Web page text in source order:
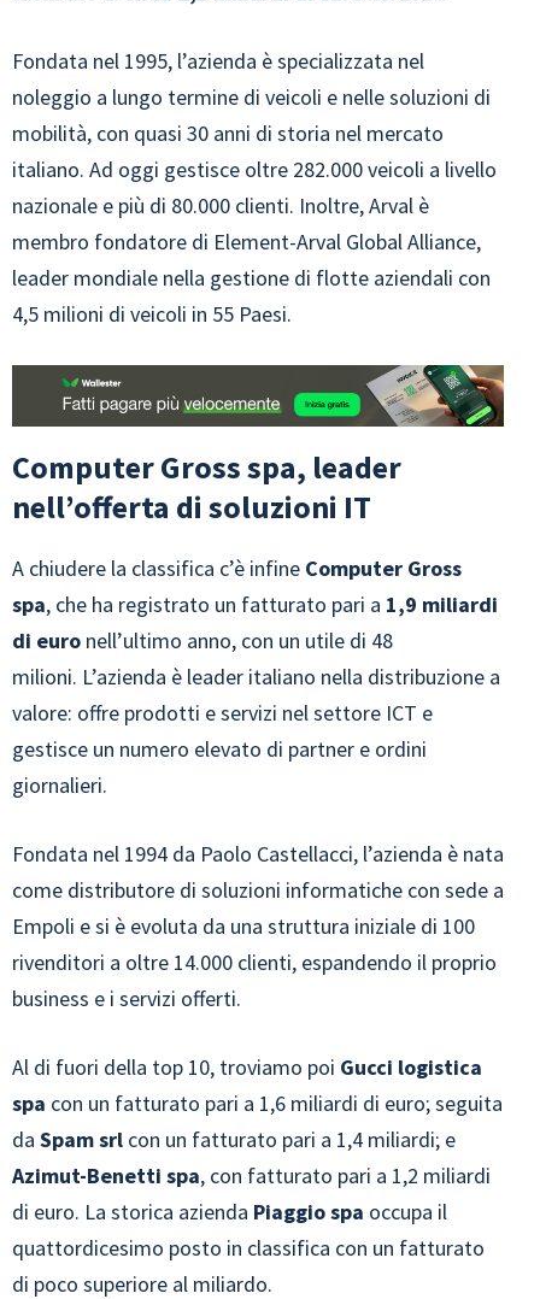
Fondata nel 1995, l’azienda è specializzata nel
noleggio a lungo termine di veicoli e nelle soluzioni di
mobilità, con quasi 30 anni di storia nel mercato
italiano. Ad oggi gestisce oltre 282.000 veicoli a livello
nazionale e più di 80.000 clienti. Inoltre, Arval è
membro fondatore di Element-Arval Global Alliance,
leader mondiale nella gestione di flotte aziendali con
4,5 milioni di veicoli in 55 Paesi.
Computer Gross spa, leader
nell’offerta di soluzioni IT
A chiudere la classifica c’è infine Computer Gross
spa, che ha registrato un fatturato pari a 1,9 miliardi
di euro nell’ultimo anno, con un utile di 48
milioni. L’azienda è leader italiano nella distribuzione a
valore: offre prodotti e servizi nel settore ICT e
gestisce un numero elevato di partner e ordini
giornalieri.
Fondata nel 1994 da Paolo Castellacci, l’azienda è nata
come distributore di soluzioni informatiche con sede a
Empoli e si è evoluta da una struttura iniziale di 100
rivenditori a oltre 14.000 clienti, espandendo il proprio
business e i servizi offerti.
Al di fuori della top 10, troviamo poi Gucci logistica
spa con un fatturato pari a 1,6 miliardi di euro; seguita
da Spam srl con un fatturato pari a 1,4 miliardi; e
Azimut-Benetti spa, con fatturato pari a 1,2 miliardi
di euro. La storica azienda Piaggio spa occupa il
quattordicesimo posto in classifica con un fatturato
di poco superiore al miliardo.